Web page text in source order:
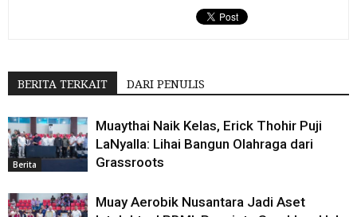
BERITA TERKAIT DARI PENULIS
Berita
Muaythai Naik Kelas, Erick Thohir Puji
LaNyalla: Lihai Bangun Olahraga dari
Grassroots
Muay Aerobik Nusantara Jadi Aset